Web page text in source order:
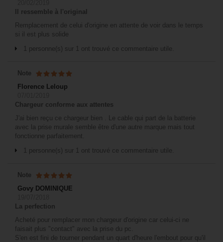
Il ressemble à l'original
Remplacement de celui d'origine en attente de voir dans le temps
si il est plus solide
1 personne(s) sur 1 ont trouvé ce commentaire utile.
Note
Florence Leloup
Chargeur conforme aux attentes
J'ai bien reçu ce chargeur bien . Le cable qui part de la batterie
avec la prise murale semble être d'une autre marque mais tout
fonctionne parfaitement.
1 personne(s) sur 1 ont trouvé ce commentaire utile.
Note
Govy DOMINIQUE
La perfection
Acheté pour remplacer mon chargeur d'origine car celui-ci ne
faisait plus "contact" avec la prise du pc.
S'en est fini de tourner pendant un quart d'heure l'embout pour qu'il